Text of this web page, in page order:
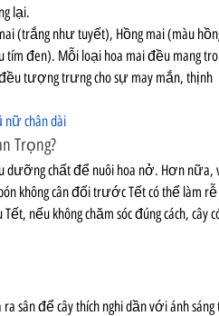
lại.
(trắng như tuyết), Hồng mai (màu
tím đen). Mỗi loại hoa mai đều mang
đều tượng trưng cho sự may mắn, thịnh
nữ chân dài
Trọng?
dưỡng chất để nuôi hoa nở. Hơn nữa,
không cân đối trước Tết có thể làm rễ
nếu không chăm sóc đúng cách, cây
sân để cây thích nghi dần với ánh